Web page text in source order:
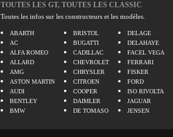
TOUTES LES GT, TOUTES LES CLASSIC
Toutes les infos sur les constructeurs et les modèles.
ABARTH
AC
ALFA ROMEO
ALLARD
AMG
ASTON MARTIN
AUDI
BENTLEY
BMW
BRISTOL
BUGATTI
CADILLAC
CHEVROLET
CHRYSLER
CITROEN
COOPER
DAIMLER
DE TOMASO
DELAGE
DELAHAYE
FACEL VEGA
FERRARI
FISKER
FORD
ISO RIVOLTA
JAGUAR
JENSEN